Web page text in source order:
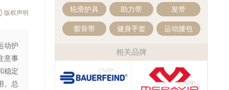
版权声明
动护
意事
稳定
。总
轮滑护具 助力带 发带
髌骨带 健身手套 运动腰包
相关品牌